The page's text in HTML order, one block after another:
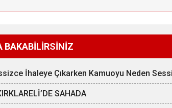
BAKABİLİRSİNİZ
İhaleye Çıkarken Kamuoyu Neden
SAHADA